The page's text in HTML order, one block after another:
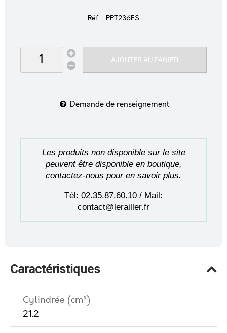
Réf. : PPT236ES
AJOUTER AU PANIER
Demande de renseignement
Les produits non disponible sur le site
peuvent être disponible en boutique,
contactez-nous pour en savoir plus.
Tél: 02.35.87.60.10 / Mail:
contact@lerailler.fr
Caractéristiques
Cylindrée (cm³)
21.2